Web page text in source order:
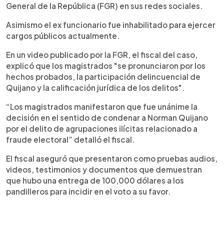
General de la República (FGR) en sus redes sociales.
Asimismo el ex funcionario fue inhabilitado para ejercer
cargos públicos actualmente.
En un video publicado por la FGR, el fiscal del caso,
explicó que los magistrados "se pronunciaron por los
hechos probados, la participación delincuencial de
Quijano y la calificación jurídica de los delitos".
“Los magistrados manifestaron que fue unánime la
decisión en el sentido de condenar a Norman Quijano
por el delito de agrupaciones ilícitas relacionado a
fraude electoral” detalló el fiscal.
El fiscal aseguró que presentaron como pruebas audios,
videos, testimonios y documentos que demuestran
que hubo una entrega de 100,000 dólares a los
pandilleros para incidir en el voto a su favor.